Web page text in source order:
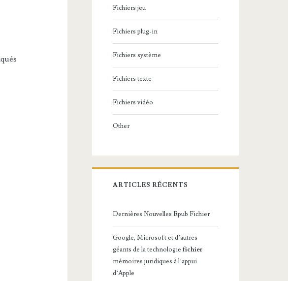
Fichiers jeu
Fichiers plug-in
Fichiers système
Fichiers texte
Fichiers vidéo
Other
ARTICLES RÉCENTS
Dernières Nouvelles Epub Fichier
Google, Microsoft et d’autres
géants de la technologiefichier
mémoires juridiques à l’appui
d’Apple